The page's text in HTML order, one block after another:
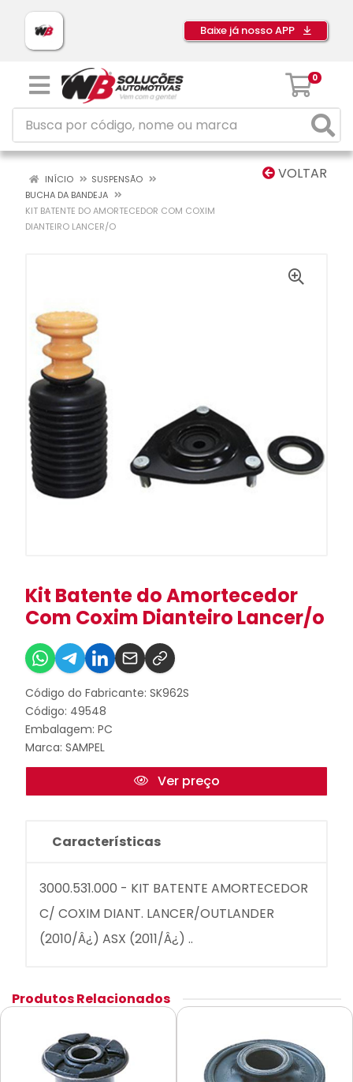
Baixe já nosso APP
0
VOLTAR
INÍCIO
SUSPENSÃO
BUCHA DA BANDEJA
KIT BATENTE DO AMORTECEDOR COM COXIM
DIANTEIRO LANCER/O
Kit Batente do Amortecedor
Com Coxim Dianteiro Lancer/o
Código do Fabricante: SK962S
Código: 49548
Embalagem: PC
Marca: SAMPEL
Ver preço
Características
3000.531.000 - KIT BATENTE AMORTECEDOR
C/ COXIM DIANT. LANCER/OUTLANDER
(2010/Â¿) ASX (2011/Â¿) ..
Produtos Relacionados